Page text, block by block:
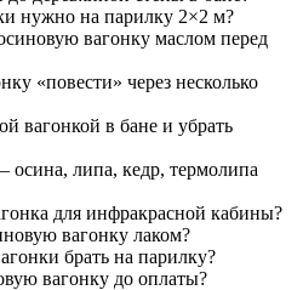
нужно на парилку 2×2 м?
вагонку маслом перед
«повести» через несколько
вагонкой в бане и убрать
липа, кедр, термолипа
для инфракрасной кабины?
вагонку лаком?
брать на парилку?
вагонку до оплаты?